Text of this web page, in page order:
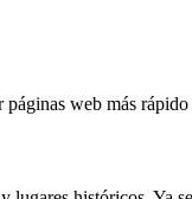
web más